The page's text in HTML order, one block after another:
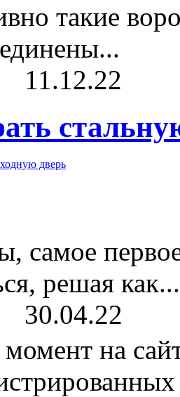
такие
11.12.22
самое
решая как...
30.04.22
на